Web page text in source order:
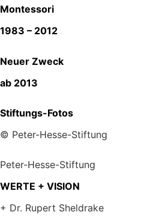
Montessori
1983 – 2012
Neuer Zweck
ab 2013
Stiftungs-Fotos
© Peter-Hesse-Stiftung
Peter-Hesse-Stiftung
WERTE + VISION
+ Dr. Rupert Sheldrake